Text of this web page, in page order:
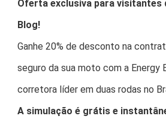
Oferta exclusiva para visitantes
Blog!
Ganhe 20% de desconto na
seguro da sua moto com a Energy
corretora líder em duas rodas no
A simulação é grátis e